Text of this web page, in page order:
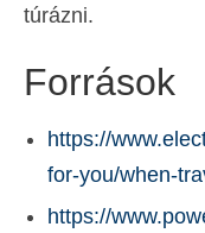
túrázni.
Források
https://
for-you/when-
https://